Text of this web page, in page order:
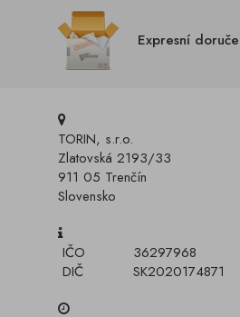
Expresní
TORIN, s.r.o.
Zlatovská 2193/33
911 05 Trenčín
Slovensko
IČO
36297968
DIČ
SK2020174871